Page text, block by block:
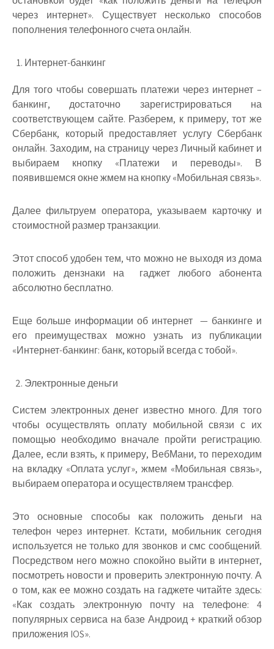
через интернет». Существует несколько способов
пополнения телефонного счета онлайн.
Интернет-банкинг
Для того чтобы совершать платежи через интернет –
банкинг, достаточно зарегистрироваться на
соответствующем сайте. Разберем, к примеру, тот же
Сбербанк, который предоставляет услугу Сбербанк
онлайн. Заходим, на страницу через Личный кабинет и
выбираем кнопку «Платежи и переводы». В
появившемся окне жмем на кнопку «Мобильная связь».
Далее фильтруем оператора, указываем карточку и
стоимостной размер транзакции.
Этот способ удобен тем, что можно не выходя из дома
положить дензнаки на гаджет любого абонента
абсолютно бесплатно.
Еще больше информации об интернет — банкинге и
его преимуществах можно узнать из публикации
«Интернет-банкинг: банк, который всегда с тобой».
Электронные деньги
Систем электронных денег известно много. Для того
чтобы осуществлять оплату мобильной связи с их
помощью необходимо вначале пройти регистрацию.
Далее, если взять, к примеру, ВебМани, то переходим
на вкладку «Оплата услуг», жмем «Мобильная связь»,
выбираем оператора и осуществляем трансфер.
Это основные способы как положить деньги на
телефон через интернет. Кстати, мобильник сегодня
используется не только для звонков и смс сообщений.
Посредством него можно спокойно выйти в интернет,
посмотреть новости и проверить электронную почту. А
о том, как ее можно создать на гаджете читайте здесь:
«Как создать электронную почту на телефоне: 4
популярных сервиса на базе Андроид + краткий обзор
приложения IOS».